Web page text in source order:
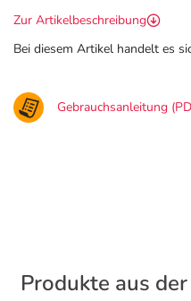
Zur Artikelbeschreibung
Bei diesem Artikel handelt es
Gebrauchsanleitung
Produkte aus